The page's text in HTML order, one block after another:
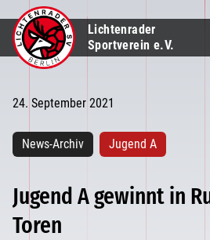
Lichtenrader
Sportverein e.V.
24. September 2021
News-Archiv Jugend A
Jugend A gewinnt in
Toren